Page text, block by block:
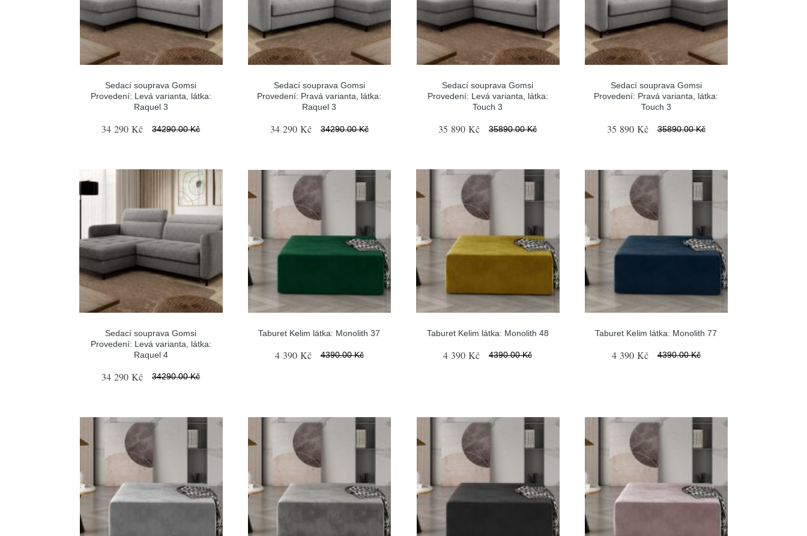
Sedací souprava Gomsi
Provedení: Levá varianta, látka:
Raquel 3
34 290 Kč 34290.00 Kč
Sedací souprava Gomsi
Provedení: Pravá varianta, látka:
Raquel 3
34 290 Kč 34290.00 Kč
Sedací souprava Gomsi
Provedení: Levá varianta, látka:
Touch 3
35 890 Kč 35890.00 Kč
Sedací souprava Gomsi
Provedení: Pravá varianta, látka:
Touch 3
35 890 Kč 35890.00 Kč
Sedací souprava Gomsi
Provedení: Levá varianta, látka:
Raquel 4
34 290 Kč 34290.00 Kč
Taburet Kelim látka: Monolith 37
4 390 Kč 4390.00 Kč
Taburet Kelim látka: Monolith 48
4 390 Kč 4390.00 Kč
Taburet Kelim látka: Monolith 77
4 390 Kč 4390.00 Kč